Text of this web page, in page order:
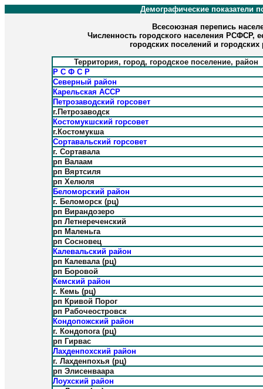
Демографические показатели
Всесоюзная перепись
Численность городского населения РСФСР,
городских поселений и
Территория, город, городское поселение, район
Р С Ф С Р
Северный район
Карельская АССР
Петрозаводский горсовет
г.Петрозаводск
Костомукшский горсовет
г.Костомукша
Сортавальский горсовет
г. Сортавала
рп Валаам
рп Вяртсиля
рп Хелюля
Беломорский район
г. Беломорск (рц)
рп Вирандозеро
рп Летнереченский
рп Маленьга
рп Сосновец
Калевальский район
рп Калевала (рц)
рп Боровой
Кемский район
г. Кемь (рц)
рп Кривой Порог
рп Рабочеостровск
Кондопожский район
г. Кондопога (рц)
рп Гирвас
Лахденпохский район
г. Лахденпохья (рц)
рп Элисенваара
Лоухский район